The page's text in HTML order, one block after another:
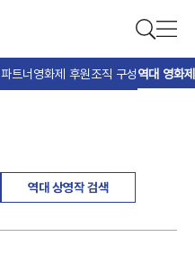
파트너 영화제 후원조직 구성역대 영화제
역대 상영작 검색